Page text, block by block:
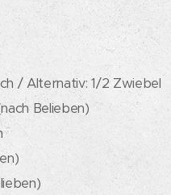
/ Alternativ: 1/2 Zwiebel
Belieben)